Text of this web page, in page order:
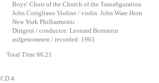
Boys‘ Choir of the Church of the Transfiguration
John Corigliano Violine / violin John Ware Horn
New York Philharmonic
Dirigent / conductor: Leonard Bernstein
aufgenommen / recorded: 1961
Total Time 66.21
CD 4